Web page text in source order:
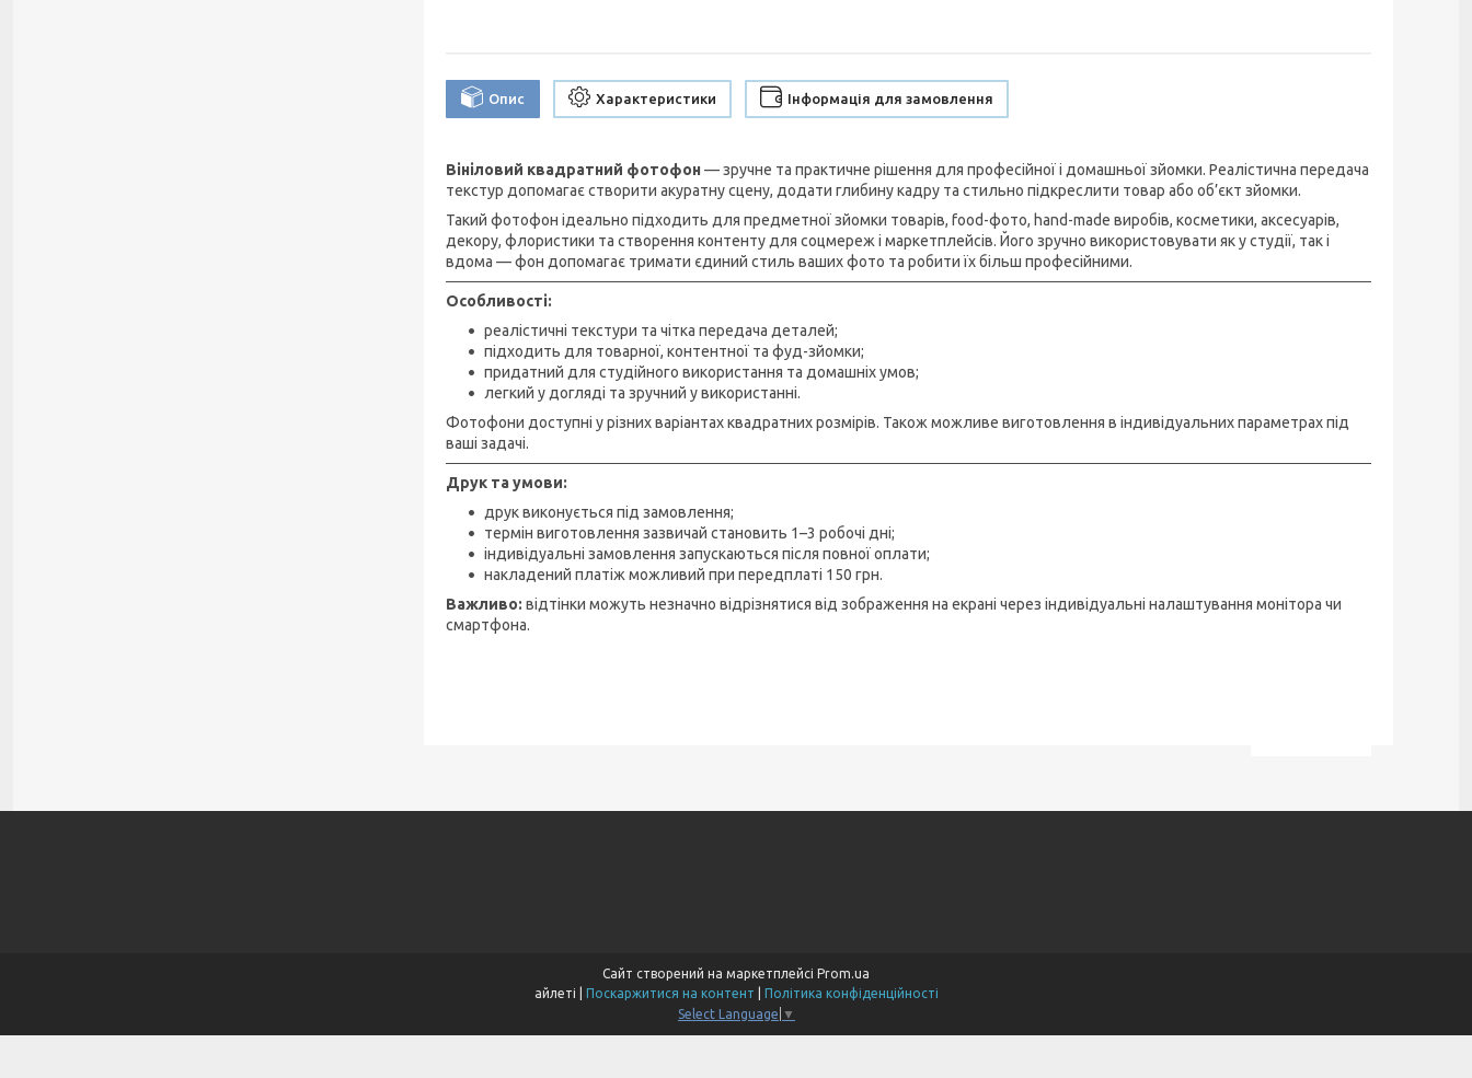
Опис Характеристики Інформація для замовлення
Вініловий квадратний фотофон — зручне та практичне рішення для професійної і домашньої зйомки. Реалістична передача
текстур допомагає створити акуратну сцену, додати глибину кадру та стильно підкреслити товар або об’єкт зйомки.
Такий фотофон ідеально підходить для предметної зйомки товарів, food-фото, hand-made виробів, косметики, аксесуарів,
декору, флористики та створення контенту для соцмереж і маркетплейсів. Його зручно використовувати як у студії, так і
вдома — фон допомагає тримати єдиний стиль ваших фото та робити їх більш професійними.
Особливості:
реалістичні текстури та чітка передача деталей;
підходить для товарної, контентної та фуд-зйомки;
придатний для студійного використання та домашніх умов;
легкий у догляді та зручний у використанні.
Фотофони доступні у різних варіантах квадратних розмірів. Також можливе виготовлення в індивідуальних параметрах під
ваші задачі.
Друк та умови:
друк виконується під замовлення;
термін виготовлення зазвичай становить 1–3 робочі дні;
індивідуальні замовлення запускаються після повної оплати;
накладений платіж можливий при передплаті 150 грн.
Важливо: відтінки можуть незначно відрізнятися від зображення на екрані через індивідуальні налаштування монітора чи
смартфона.
Сайт створений на маркетплейсі Prom.ua
Поскаржитися на контент
Політика конфіденційності
Select Language ▼